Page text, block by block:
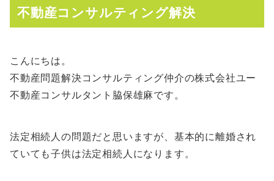
不動産コンサルティング解決
こんにちは。
不動産問題解決コンサルティング仲介の株式会社ユー
不動産コンサルタント脇保雄麻です。
法定相続人の問題だと思いますが、基本的に離婚され
ていても子供は法定相続人になります。